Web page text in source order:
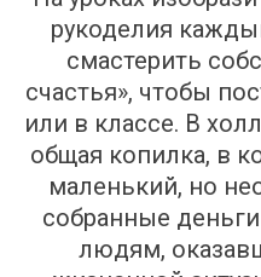
рукоделия
смастерить
счастья», чтобы
или в классе. В
общая копилка, в
маленький, но
собранные
людям,